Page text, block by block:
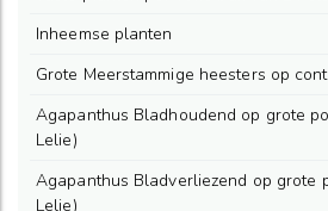
Inheemse planten
Grote Meerstammige heesters op
Agapanthus Bladhoudend op grote
Lelie)
Agapanthus Bladverliezend op grote
Lelie)